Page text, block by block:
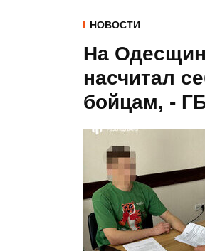
НОВОСТИ
На
насчитал
бойцам, -